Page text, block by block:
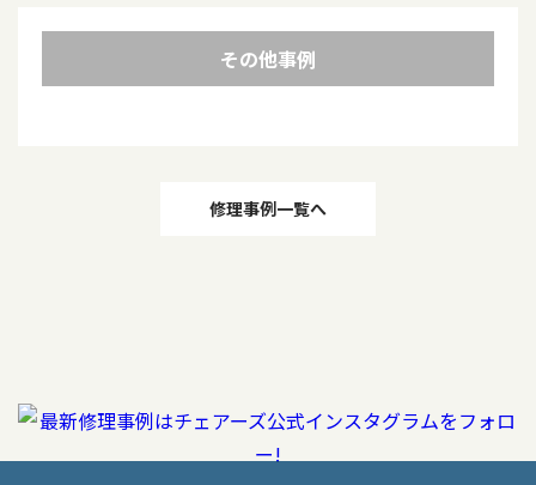
その他事例
ゲ
修理事例一覧へ